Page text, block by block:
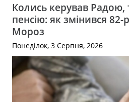
Колись керував
пенсію: як змінився
Мороз
Понеділок, 3 Серпня, 2026